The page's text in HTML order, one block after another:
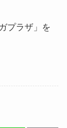
プラザ」を